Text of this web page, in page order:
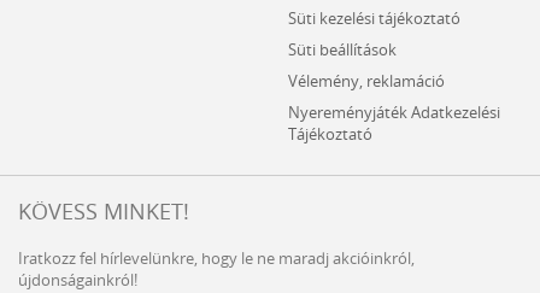
Süti kezelési tájékoztató
Süti beállítások
Vélemény, reklamáció
Nyereményjáték Adatkezelési
Tájékoztató
KÖVESS MINKET!
Iratkozz fel hírlevelünkre, hogy le ne maradj akcióinkról,
újdonságainkról!